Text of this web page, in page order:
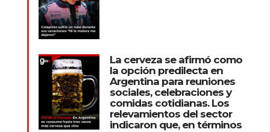
La cerveza se afirmó como
la opción predilecta en
Argentina para reuniones
sociales, celebraciones y
comidas cotidianas. Los
relevamientos del sector
indicaron que, en términos